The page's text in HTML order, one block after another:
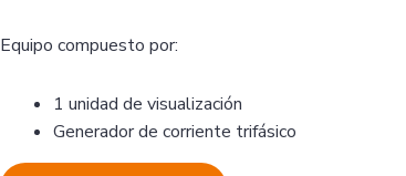
Equipo compuesto por:
1 unidad de visualización
Generador de corriente trifásico